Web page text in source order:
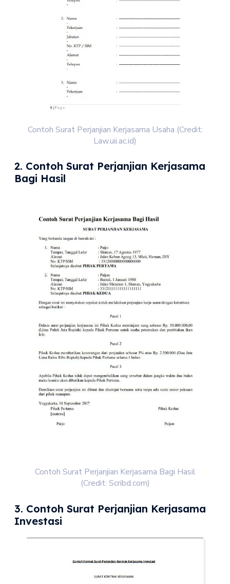
Contoh Surat Perjanjian Kerjasama Usaha (Credit:
Law.uii.ac.id)
2. Contoh Surat Perjanjian Kerjasama
Bagi Hasil
Contoh Surat Perjanjian Kerjasama Bagi Hasil
(Credit: Scribd.com)
3. Contoh Surat Perjanjian Kerjasama
Investasi